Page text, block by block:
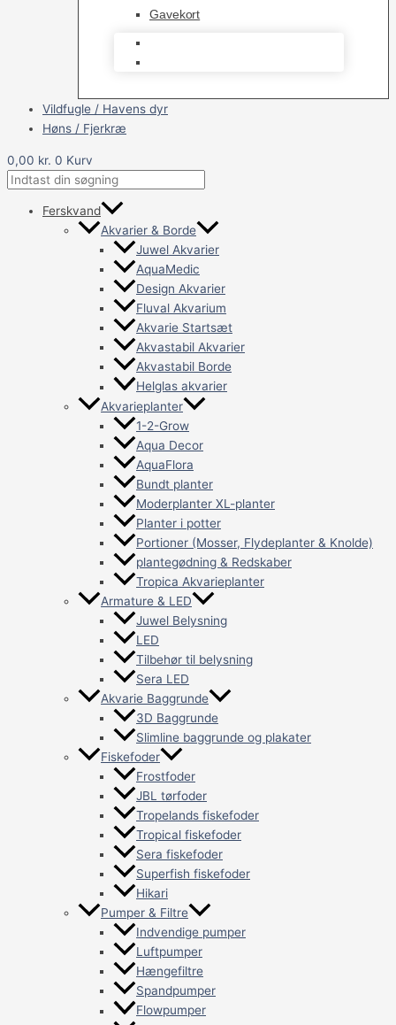
Gavekort
Vildfugle / Havens dyr
Høns / Fjerkræ
0,00 kr. 0 Kurv
Ferskvand
Akvarier & Borde
Juwel Akvarier
AquaMedic
Design Akvarier
Fluval Akvarium
Akvarie Startsæt
Akvastabil Akvarier
Akvastabil Borde
Helglas akvarier
Akvarieplanter
1-2-Grow
Aqua Decor
AquaFlora
Bundt planter
Moderplanter XL-planter
Planter i potter
Portioner (Mosser, Flydeplanter & Knolde)
plantegødning & Redskaber
Tropica Akvarieplanter
Armature & LED
Juwel Belysning
LED
Tilbehør til belysning
Sera LED
Akvarie Baggrunde
3D Baggrunde
Slimline baggrunde og plakater
Fiskefoder
Frostfoder
JBL tørfoder
Tropelands fiskefoder
Tropical fiskefoder
Sera fiskefoder
Superfish fiskefoder
Hikari
Pumper & Filtre
Indvendige pumper
Luftpumper
Hængefiltre
Spandpumper
Flowpumper